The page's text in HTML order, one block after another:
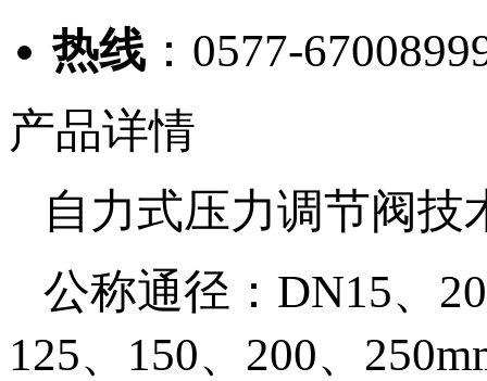
热线 ：0577-
产品详情
自力式压力调节阀技
公称通径：DN15、
125、150、200、